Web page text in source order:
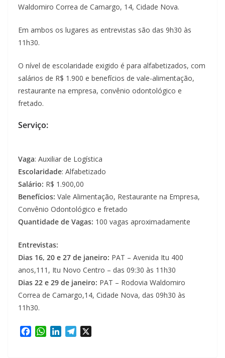
Waldomiro Correa de Camargo, 14, Cidade Nova.
Em ambos os lugares as entrevistas são das 9h30 às
11h30.
O nível de escolaridade exigido é para alfabetizados, com
salários de R$ 1.900 e benefícios de vale-alimentação,
restaurante na empresa, convênio odontológico e
fretado.
Serviço:
Vaga: Auxiliar de Logística
Escolaridade: Alfabetizado
Salário: R$ 1.900,00
Benefícios: Vale Alimentação, Restaurante na Empresa,
Convênio Odontológico e fretado
Quantidade de Vagas: 100 vagas aproximadamente
Entrevistas:
Dias 16, 20 e 27 de janeiro: PAT – Avenida Itu 400
anos,111, Itu Novo Centro – das 09:30 às 11h30
Dias 22 e 29 de janeiro: PAT – Rodovia Waldomiro
Correa de Camargo,14, Cidade Nova, das 09h30 às
11h30.
W